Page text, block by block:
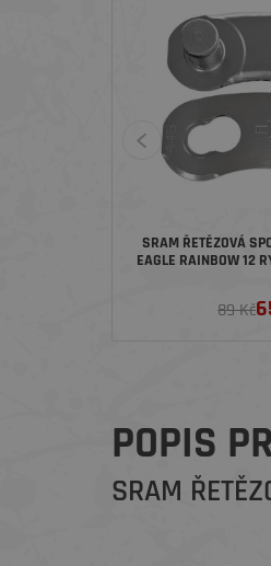
SRAM ŘETĚZOVÁ
EAGLE RAINBOW 12
89 Kč
POPIS
SRAM